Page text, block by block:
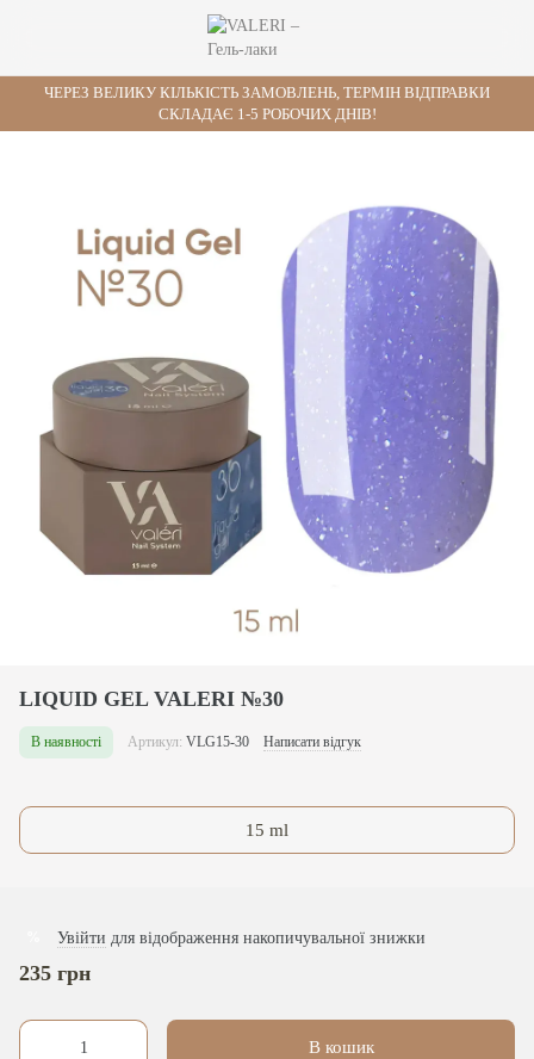
ЧЕРЕЗ ВЕЛИКУ КІЛЬКІСТЬ ЗАМОВЛЕНЬ, ТЕРМІН ВІДПРАВКИ
СКЛАДАЄ 1-5 РОБОЧИХ ДНІВ!
LIQUID GEL VALERI №30
В наявності Артикул: VLG15-30 Написати відгук
15 ml
235 грн
В кошик
Увійти для відображення накопичувальної знижки